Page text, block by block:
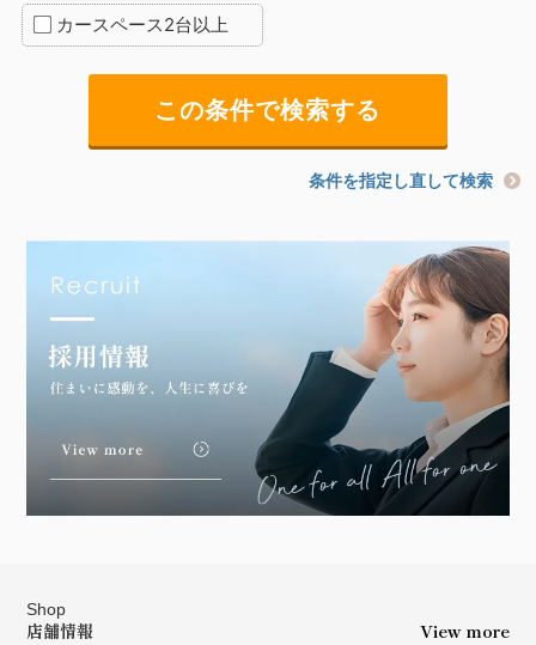
カースペース2台以上
条件を指定し直して検索
Shop
店舗情報 View more